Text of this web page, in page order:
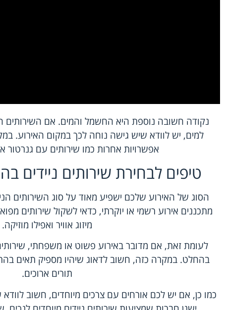
נקודה חשובה נוספת היא החשמל והמים. אם השירותים
למים, יש לוודא שיש גישה נוחה לכך במקום האירוע.
אפשרויות אחרות כמו שירותים עם גנרטור או
טיפים לבחירת שירותים ניידים
הסוג של האירוע שלכם ישפיע מאוד על סוג השירותים
מתכננים אירוע רשמי או יוקרתי, כדאי לשקול שירותים
מיזוג אוויר ואפילו מוזיקה.
לעומת זאת, אם מדובר באירוע פשוט או משפחתי,
בהחלט. במקרה כזה, חשוב לדאוג שיהיו מספיק תאים
תורים ארוכים.
כמו כן, אם יש לכם אורחים עם צרכים מיוחדים, חשוב